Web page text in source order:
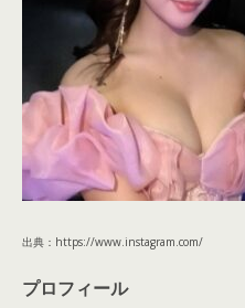
出典：https://www.instagram.com/
プロフィール